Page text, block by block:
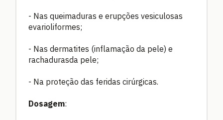
- Nas queimaduras e erupções vesiculosas
evarioliformes;
- Nas dermatites (inflamação da pele) e
rachadurasda pele;
- Na proteção das feridas cirúrgicas.
Dosagem: